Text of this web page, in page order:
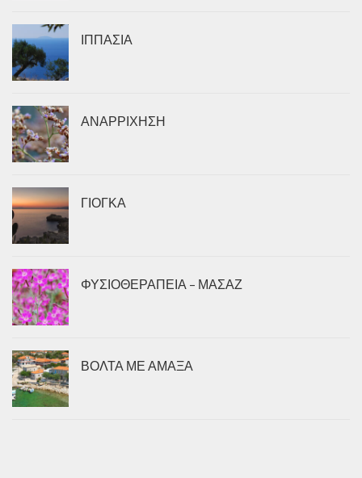
ΙΠΠΑΣΙΑ
ΑΝΑΡΡΙΧΗΣΗ
ΓΙΟΓΚΑ
ΦΥΣΙΟΘΕΡΑΠΕΙΑ – ΜΑΣΑΖ
ΒΟΛΤΑ ΜΕ ΑΜΑΞΑ